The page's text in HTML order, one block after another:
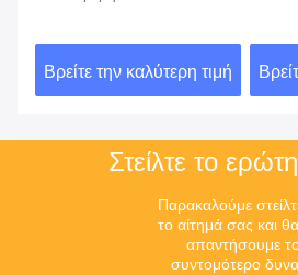
5800mAh
Βρείτε την καλύτερη τιμή
Στείλτε το
Παρακαλούμε
το αίτημά σας και
απαντήσουμε
συντομότερο